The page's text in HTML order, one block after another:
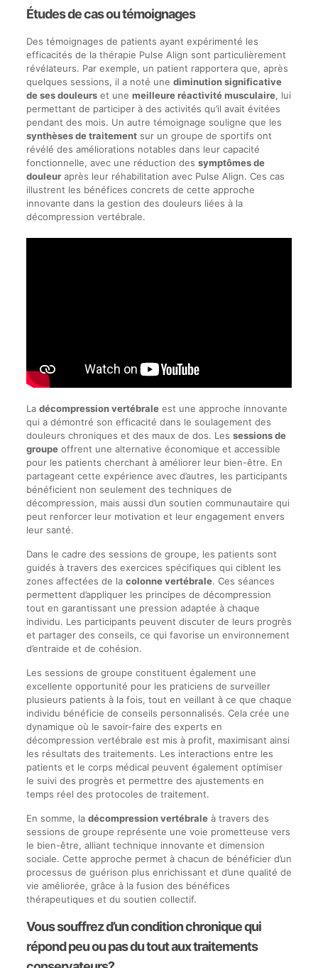
Études de cas ou témoignages
Des témoignages de patients ayant expérimenté les
efficacités de la thérapie Pulse Align sont particulièrement
révélateurs. Par exemple, un patient rapportera que, après
quelques sessions, il a noté une diminution significative
de ses douleurset une meilleure réactivité musculaire, lui
permettant de participer à des activités qu’il avait évitées
pendant des mois. Un autre témoignage souligne que les
synthèses de traitementsur un groupe de sportifs ont
révélé des améliorations notables dans leur capacité
fonctionnelle, avec une réduction des symptômes de
douleuraprès leur réhabilitation avec Pulse Align. Ces cas
illustrent les bénéfices concrets de cette approche
innovante dans la gestion des douleurs liées à la
décompression vertébrale.
La décompression vertébraleest une approche innovante
qui a démontré son efficacité dans le soulagement des
douleurs chroniques et des maux de dos. Les sessions de
groupeoffrent une alternative économique et accessible
pour les patients cherchant à améliorer leur bien-être. En
partageant cette expérience avec d’autres, les participants
bénéficient non seulement des techniques de
décompression, mais aussi d’un soutien communautaire qui
peut renforcer leur motivation et leur engagement envers
leur santé.
Dans le cadre des sessions de groupe, les patients sont
guidés à travers des exercices spécifiques qui ciblent les
zones affectées de la colonne vertébrale. Ces séances
permettent d’appliquer les principes de décompression
tout en garantissant une pression adaptée à chaque
individu. Les participants peuvent discuter de leurs progrès
et partager des conseils, ce qui favorise un environnement
d’entraide et de cohésion.
Les sessions de groupe constituent également une
excellente opportunité pour les praticiens de surveiller
plusieurs patients à la fois, tout en veillant à ce que chaque
individu bénéficie de conseils personnalisés. Cela crée une
dynamique où le savoir-faire des experts en
décompression vertébrale est mis à profit, maximisant ainsi
les résultats des traitements. Les interactions entre les
patients et le corps médical peuvent également optimiser
le suivi des progrès et permettre des ajustements en
temps réel des protocoles de traitement.
En somme, la décompression vertébraleà travers des
sessions de groupe représente une voie prometteuse vers
le bien-être, alliant technique innovante et dimension
sociale. Cette approche permet à chacun de bénéficier d’un
processus de guérison plus enrichissant et d’une qualité de
vie améliorée, grâce à la fusion des bénéfices
thérapeutiques et du soutien collectif.
Vous souffrez d’un condition chronique qui
répond peu ou pas du tout aux traitements